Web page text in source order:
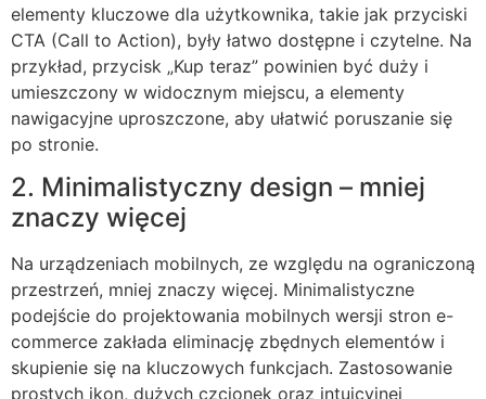
elementy kluczowe dla użytkownika, takie jak przyciski
CTA (Call to Action), były łatwo dostępne i czytelne. Na
przykład, przycisk „Kup teraz” powinien być duży i
umieszczony w widocznym miejscu, a elementy
nawigacyjne uproszczone, aby ułatwić poruszanie się
po stronie.
2. Minimalistyczny design – mniej
znaczy więcej
Na urządzeniach mobilnych, ze względu na ograniczoną
przestrzeń, mniej znaczy więcej. Minimalistyczne
podejście do projektowania mobilnych wersji stron e-
commerce zakłada eliminację zbędnych elementów i
skupienie się na kluczowych funkcjach. Zastosowanie
prostych ikon, dużych czcionek oraz intuicyjnej